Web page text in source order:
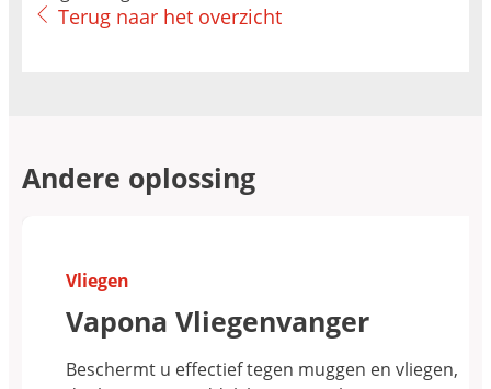
Terug naar het overzicht
Andere oplossing
Vliegen
Vapona Vliegenvanger
Beschermt u effectief tegen muggen en vliegen,